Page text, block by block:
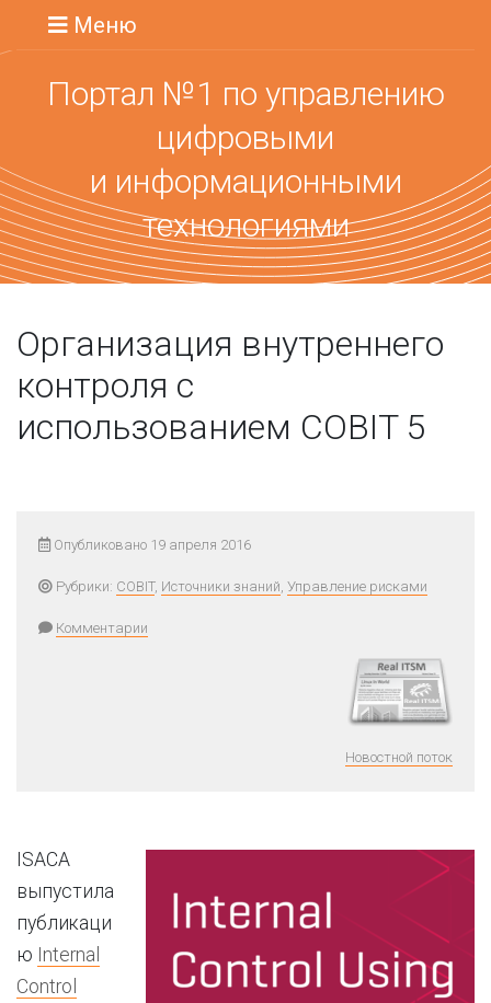
Меню
Портал №1 по управлению
цифровыми
и информационными
технологиями
Организация внутреннего
контроля с
использованием COBIT 5
Опубликовано 19 апреля 2016
Рубрики: COBIT, Источники знаний, Управление рисками
Комментарии
Новостной поток
ISACA
выпустила
публикаци
ю Internal
Control